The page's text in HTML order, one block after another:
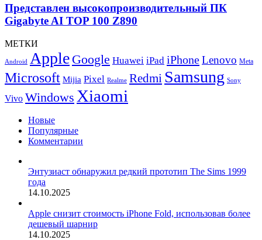
ПК
Gigabyte
AI
100
Z890
Представлен высокопроизводительный ПК
Gigabyte AI TOP 100 Z890
МЕТКИ
Android Apple Google Huawei iPad iPhoneLenovo Meta
Microsoft Mijia Pixel Realme Redmi Samsung Sony
Vivo Windows Xiaomi
Новые
Популярные
Комментарии
Энтузиаст обнаружил редкий прототип The Sims 1999
года
14.10.2025
Apple снизит стоимость iPhone Fold, использовав более
дешевый шарнир
14.10.2025